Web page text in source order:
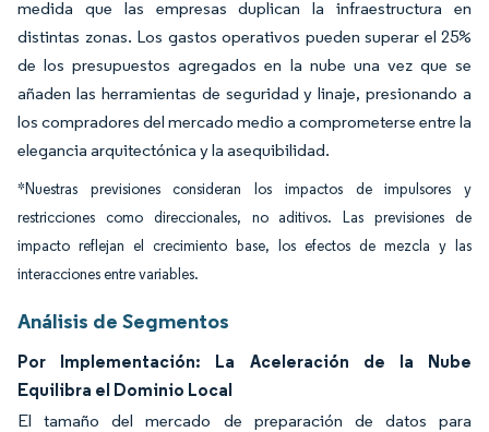
medida que las empresas duplican la infraestructura en
distintas zonas. Los gastos operativos pueden superar el 25%
de los presupuestos agregados en la nube una vez que se
añaden las herramientas de seguridad y linaje, presionando a
los compradores del mercado medio a comprometerse entre la
elegancia arquitectónica y la asequibilidad.
*Nuestras previsiones consideran los impactos de impulsores y
restricciones como direccionales, no aditivos. Las previsiones de
impacto reflejan el crecimiento base, los efectos de mezcla y las
interacciones entre variables.
Análisis de Segmentos
Por Implementación: La Aceleración de la Nube
Equilibra el Dominio Local
El tamaño del mercado de preparación de datos para